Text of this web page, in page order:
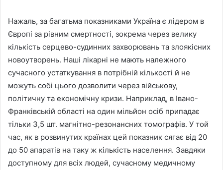
Нажаль, за багатьма показниками Україна є лідером в
Європі за рівним смертності, зокрема через велику
кількість серцево-судинних захворювань та злоякісних
новоутворень. Наші лікарні не мають належного
сучасного устаткування в потрібній кількості й не
можуть собі цього дозволити через військову,
політичну та економічну кризи. Наприклад, в Івано-
Франківській області на один мільйон осіб припадає
тільки 3,5 шт. магнітно-резонансних томографів. У той
час, як в розвинутих країнах цей показник сягає від 20
до 50 апаратів на таку ж кількість населення. Завдяки
доступному для всіх людей, сучасному медичному